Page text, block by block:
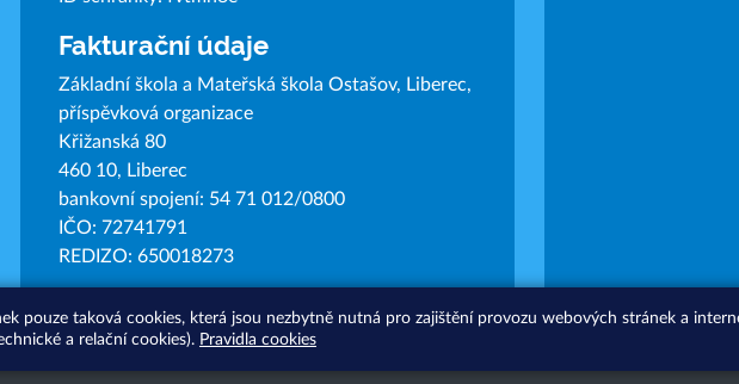
Fakturační údaje
Základní škola a Mateřská škola Ostašov, Liberec,
příspěvková organizace
Křižanská 80
460 10, Liberec
bankovní spojení: 54 71 012/0800
IČO: 72741791
REDIZO: 650018273
pouze taková cookies, která jsou nezbytně nutná pro zajištění provozu webových stránek a
a relační cookies). Pravidla cookies